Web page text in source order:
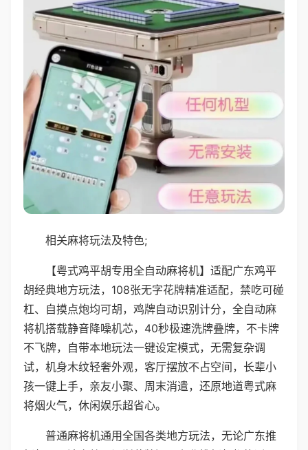
相关麻将玩法及特色;
【粤式鸡平胡专用全自动麻将机】适配广东鸡平
胡经典地方玩法，108张无字花牌精准适配，禁吃可碰
杠、自摸点炮均可胡，鸡牌自动识别计分，全自动麻
将机搭载静音降噪机芯，40秒极速洗牌叠牌，不卡牌
不飞牌，自带本地玩法一键设定模式，无需复杂调
试，机身木纹轻奢外观，客厅摆放不占空间，长辈小
孩一键上手，亲友小聚、周末消遣，还原地道粤式麻
将烟火气，休闲娱乐超省心。
普通麻将机通用全国各类地方玩法，无论广东推